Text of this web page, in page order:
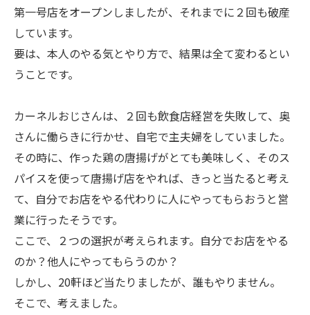
第一号店をオープンしましたが、それまでに２回も破産
しています。
要は、本人のやる気とやり方で、結果は全て変わるとい
うことです。
カーネルおじさんは、２回も飲食店経営を失敗して、奥
さんに働らきに行かせ、自宅で主夫婦をしていました。
その時に、作った鶏の唐揚げがとても美味しく、そのス
パイスを使って唐揚げ店をやれば、きっと当たると考え
て、自分でお店をやる代わりに人にやってもらおうと営
業に行ったそうです。
ここで、２つの選択が考えられます。自分でお店をやる
のか？他人にやってもらうのか？
しかし、20軒ほど当たりましたが、誰もやりません。
そこで、考えました。